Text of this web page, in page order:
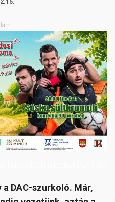
DAC-szurkoló. Már,